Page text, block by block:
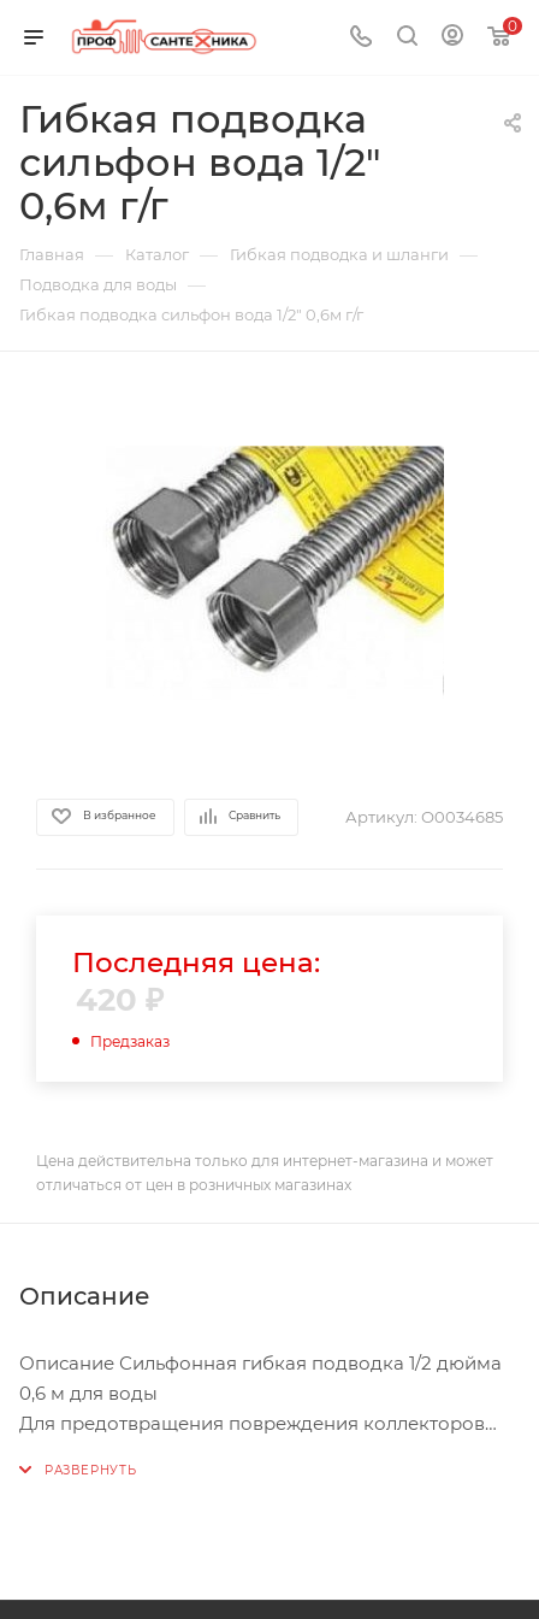
0
Гибкая подводка
сильфон вода 1/2"
0,6м г/г
Главная — Каталог — Гибкая подводка и шланги —
Подводка для воды —
Гибкая подводка сильфон вода 1/2" 0,6м г/г
В избранное Сравнить Артикул: О0034685
Последняя цена:
420 ₽
Предзаказ
Цена действительна только для интернет-магазина и может
отличаться от цен в розничных магазинах
Описание
Описание Сильфонная гибкая подводка 1/2 дюйма
0,6 м для воды
Для предотвращения повреждения коллекторов
Гибкая подводка для воды представляет из себя